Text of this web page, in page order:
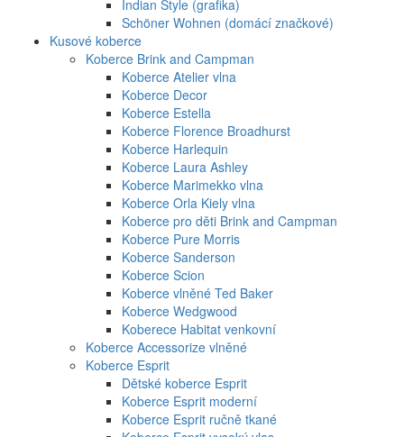
Indian Style (grafika)
Schöner Wohnen (domácí značkové)
Kusové koberce
Koberce Brink and Campman
Koberce Atelier vlna
Koberce Decor
Koberce Estella
Koberce Florence Broadhurst
Koberce Harlequin
Koberce Laura Ashley
Koberce Marimekko vlna
Koberce Orla Kiely vlna
Koberce pro děti Brink and Campman
Koberce Pure Morris
Koberce Sanderson
Koberce Scion
Koberce vlněné Ted Baker
Koberce Wedgwood
Koberece Habitat venkovní
Koberce Accessorize vlněné
Koberce Esprit
Dětské koberce Esprit
Koberce Esprit moderní
Koberce Esprit ručně tkané